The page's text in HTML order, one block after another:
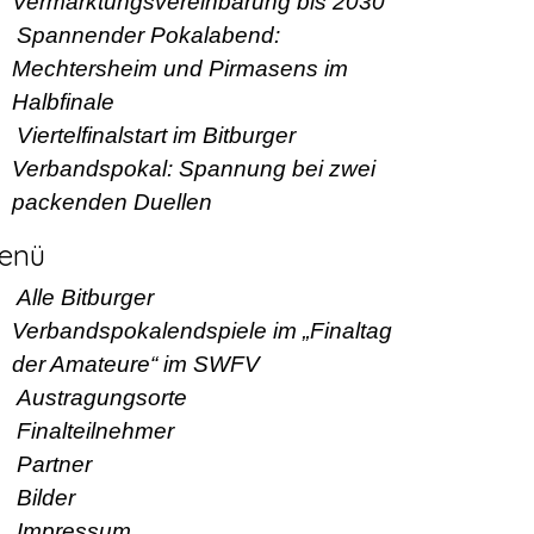
Spannender Pokalabend:
Mechtersheim und Pirmasens im
Halbfinale
Viertelfinalstart im Bitburger
Verbandspokal: Spannung bei zwei
packenden Duellen
Alle Bitburger
Verbandspokalendspiele im „Finaltag
der Amateure“ im SWFV
Austragungsorte
Finalteilnehmer
Partner
Bilder